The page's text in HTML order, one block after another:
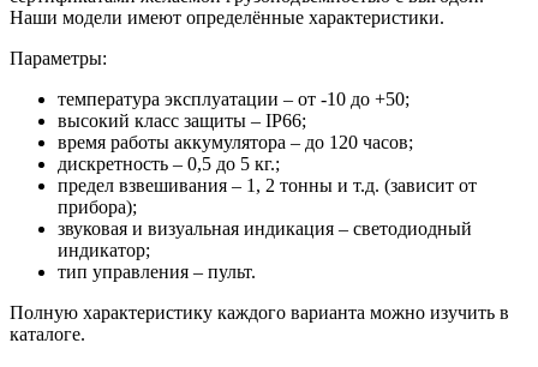
Наши модели имеют определённые характеристики.
Параметры:
температура эксплуатации – от -10 до +50;
высокий класс защиты – IP66;
время работы аккумулятора – до 120 часов;
дискретность – 0,5 до 5 кг.;
предел взвешивания – 1, 2 тонны и т.д. (зависит от
прибора);
звуковая и визуальная индикация – светодиодный
индикатор;
тип управления – пульт.
Полную характеристику каждого варианта можно изучить в
каталоге.